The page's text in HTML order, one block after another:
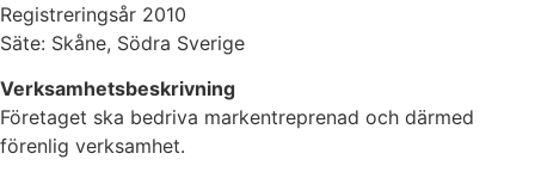
Registreringsår 2010
Säte: Skåne, Södra Sverige
Verksamhetsbeskrivning
Företaget ska bedriva markentreprenad och därmed
förenlig verksamhet.